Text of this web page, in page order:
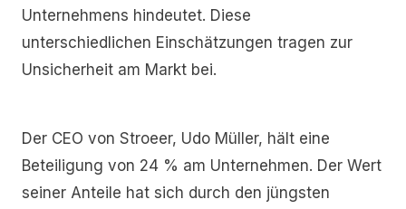
Unternehmens hindeutet. Diese
unterschiedlichen Einschätzungen tragen zur
Unsicherheit am Markt bei.
Der CEO von Stroeer, Udo Müller, hält eine
Beteiligung von 24 % am Unternehmen. Der Wert
seiner Anteile hat sich durch den jüngsten